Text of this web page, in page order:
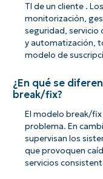
TI de un cliente .
monitorización,
seguridad, servicio
y automatización,
modelo de
¿En qué se
break/fix?
El modelo break/
problema. En
supervisan los
que provoquen
servicios